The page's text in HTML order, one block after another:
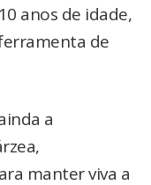
anos de idade,
de
a
manter viva a